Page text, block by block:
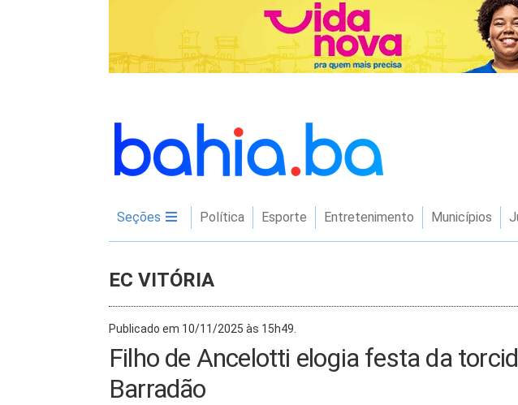
Seções Política Esporte Entretenimento Municípios
EC VITÓRIA
Publicado em 10/11/2025 às 15h49.
Filho de Ancelotti elogia festa da
Barradão